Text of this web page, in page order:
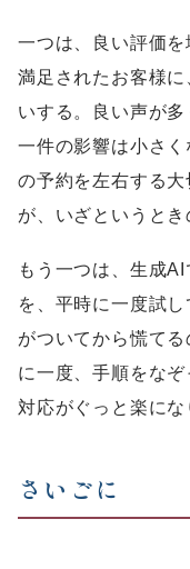
一つは、良い評価を
満足されたお客様
いする。良い声が
一件の影響は小さ
の予約を左右する
が、いざというとき
もう一つは、生成
を、平時に一度試
がついてから慌て
に一度、手順をな
対応がぐっと楽にな
さいごに